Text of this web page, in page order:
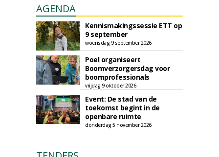
AGENDA
Kennismakingssessie ETT op
9 september
woensdag 9 september 2026
Poel organiseert
Boomverzorgersdag voor
boomprofessionals
vrijdag 9 oktober 2026
Event: De stad van de
toekomst begint in de
openbare ruimte
donderdag 5 november 2026